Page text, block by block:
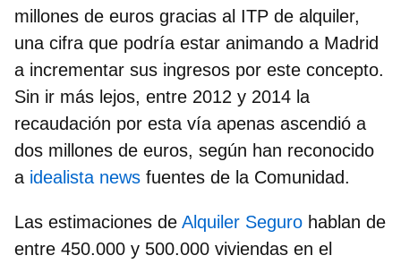
millones de euros gracias al ITP de alquiler,
una cifra que podría estar animando a Madrid
a incrementar sus ingresos por este concepto.
Sin ir más lejos, entre 2012 y 2014 la
recaudación por esta vía apenas ascendió a
dos millones de euros, según han reconocido
a idealista news fuentes de la Comunidad.
Las estimaciones de Alquiler Seguro hablan de
entre 450.000 y 500.000 viviendas en el